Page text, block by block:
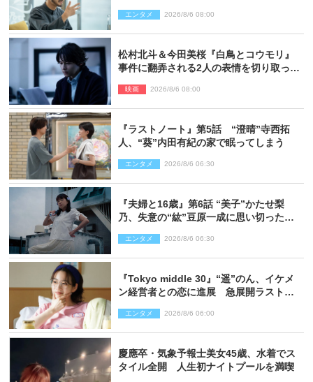
エンタメ 2026/8/6 08:00
松村北斗＆今田美桜『白鳥とコウモリ』
事件に翻弄される2人の表情を切り取った
映画 2026/8/6 08:00
『ラストノート』第5話 “澄晴”寺西拓
人、“葵”内田有紀の家で眠ってしまう
エンタメ 2026/8/6 06:30
『夫婦と16歳』第6話 “美子”かたせ梨
乃、失意の“紘”豆原一成に思い切ったプ
エンタメ 2026/8/6 06:30
『Tokyo middle 30』“遥”のん、イケメ
ン経営者との恋に進展 急展開ラストに
エンタメ 2026/8/6 06:00
慶應卒・気象予報士美女45歳、水着でス
タイル全開 人生初ナイトプールを満喫